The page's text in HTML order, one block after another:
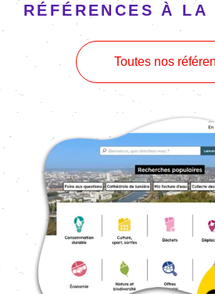
RÉFÉRENCES À LA
Toutes nos